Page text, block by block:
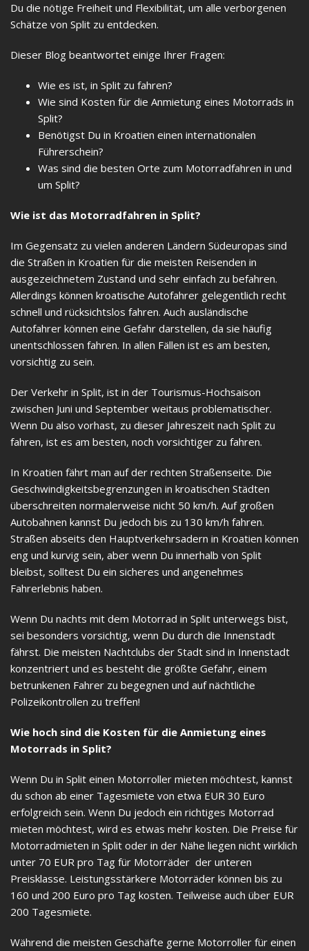
Du die nötige Freiheit und Flexibilität, um alle verborgenen
Schätze von Split zu entdecken.
Dieser Blog beantwortet einige Ihrer Fragen:
Wie es ist, in Split zu fahren?
Wie sind Kosten für die Anmietung eines Motorrads in
Split?
Benötigst Du in Kroatien einen internationalen
Führerschein?
Was sind die besten Orte zum Motorradfahren in und
um Split?
Wie ist das Motorradfahren in Split?
Im Gegensatz zu vielen anderen Ländern Südeuropas sind
die Straßen in Kroatien für die meisten Reisenden in
ausgezeichnetem Zustand und sehr einfach zu befahren.
Allerdings können kroatische Autofahrer gelegentlich recht
schnell und rücksichtslos fahren. Auch ausländische
Autofahrer können eine Gefahr darstellen, da sie häufig
unentschlossen fahren. In allen Fällen ist es am besten,
vorsichtig zu sein.
Der Verkehr in Split, ist in der Tourismus-Hochsaison
zwischen Juni und September weitaus problematischer.
Wenn Du also vorhast, zu dieser Jahreszeit nach Split zu
fahren, ist es am besten, noch vorsichtiger zu fahren.
In Kroatien fährt man auf der rechten Straßenseite. Die
Geschwindigkeitsbegrenzungen in kroatischen Städten
überschreiten normalerweise nicht 50 km/h. Auf großen
Autobahnen kannst Du jedoch bis zu 130 km/h fahren.
Straßen abseits den Hauptverkehrsadern in Kroatien können
eng und kurvig sein, aber wenn Du innerhalb von Split
bleibst, solltest Du ein sicheres und angenehmes
Fahrerlebnis haben.
Wenn Du nachts mit dem Motorrad in Split unterwegs bist,
sei besonders vorsichtig, wenn Du durch die Innenstadt
fährst. Die meisten Nachtclubs der Stadt sind in Innenstadt
konzentriert und es besteht die größte Gefahr, einem
betrunkenen Fahrer zu begegnen und auf nächtliche
Polizeikontrollen zu treffen!
Wie hoch sind die Kosten für die Anmietung eines
Motorrads in Split?
Wenn Du in Split einen Motorroller mieten möchtest, kannst
du schon ab einer Tagesmiete von etwa EUR 30 Euro
erfolgreich sein. Wenn Du jedoch ein richtiges Motorrad
mieten möchtest, wird es etwas mehr kosten. Die Preise für
Motorradmieten in Split oder in der Nähe liegen nicht wirklich
unter 70 EUR pro Tag für Motorräder der unteren
Preisklasse. Leistungsstärkere Motorräder können bis zu
160 und 200 Euro pro Tag kosten. Teilweise auch über EUR
200 Tagesmiete.
Während die meisten Geschäfte gerne Motorroller für einen